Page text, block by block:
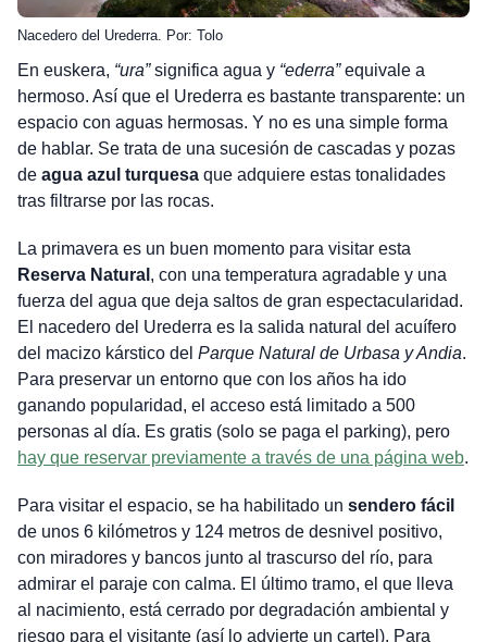
Nacedero del Urederra. Por: Tolo
En euskera, “ura”significa agua y “ederra”equivale a
hermoso. Así que el Urederra es bastante transparente: un
espacio con aguas hermosas. Y no es una simple forma
de hablar. Se trata de una sucesión de cascadas y pozas
de agua azul turquesaque adquiere estas tonalidades
tras filtrarse por las rocas.
La primavera es un buen momento para visitar esta
Reserva Natural , con una temperatura agradable y una
fuerza del agua que deja saltos de gran espectacularidad.
El nacedero del Urederra es la salida natural del acuífero
del macizo kárstico del Parque Natural de Urbasa y Andia.
Para preservar un entorno que con los años ha ido
ganando popularidad, el acceso está limitado a 500
personas al día. Es gratis (solo se paga el parking), pero
hay que reservar previamente a través de una página web.
Para visitar el espacio, se ha habilitado un sendero fácil
de unos 6 kilómetros y 124 metros de desnivel positivo,
con miradores y bancos junto al trascurso del río, para
admirar el paraje con calma. El último tramo, el que lleva
al nacimiento, está cerrado por degradación ambiental y
riesgo para el visitante (así lo advierte un cartel). Para